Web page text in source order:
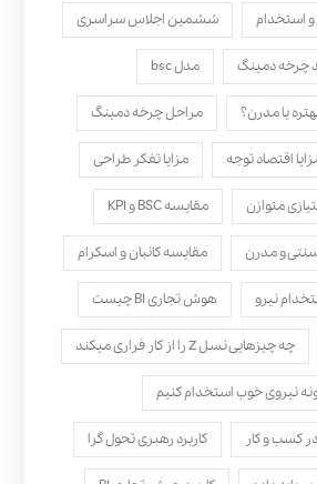
استخدام ششمین اجلاس سراسری
چرخه دمینگ مدل bsc
یا مدرن؟ مراحل چرخه دمینگ
اقتصاد توجه مزایا تفکر طراحی
متوازن مقایسه BSC و KPI
و مدرن مقایسه کانبان و اسکرام
نیرو هوش تجاری BI چیست
چه چیزهایی نسل Z را از کار فراری میکند
نیروی خوب استخدام کنیم
کسب و کار کاربرد رهبری تحول‌ گرا